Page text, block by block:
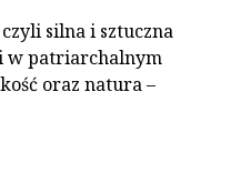
silna i sztuczna
w patriarchalnym
oraz natura –